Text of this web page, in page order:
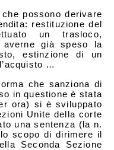
possono derivare
restituzione del
un trasloco,
averne già speso la
estinzione di un
…
che sanziona di
in questione è stata
ora) si è sviluppato
Unite della corte
una sentenza (la n.
scopo di dirimere il
Seconda Sezione